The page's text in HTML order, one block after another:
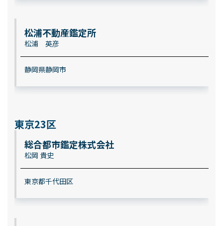
松浦不動産鑑定所
松浦 英彦
静岡県静岡市
東京23区
総合都市鑑定株式会社
松岡 貴史
東京都千代田区